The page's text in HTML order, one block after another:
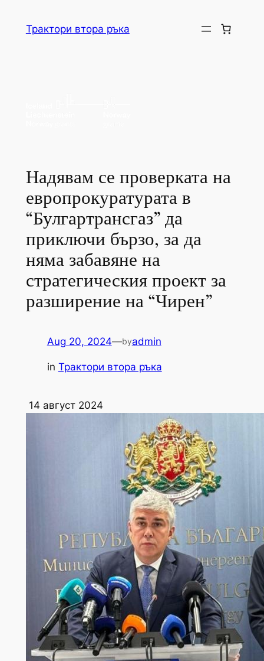
Трактори втора ръка
Надявам се проверката на
европрокуратурата в
“Булгартрансгаз” да
приключи бързо, за да
няма забавяне на
стратегическия проект за
разширение на “Чирен”
Aug 20, 2024—byadmin
in Трактори втора ръка
14 август 2024